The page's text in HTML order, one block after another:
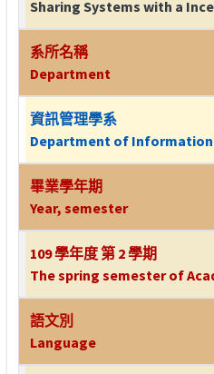
Sharing Systems with a
系所名稱
Department
資訊管理學系
Department of
畢業學年期
Year, semester
109 學年度 第 2 學期
The spring semester of
語文別
Language